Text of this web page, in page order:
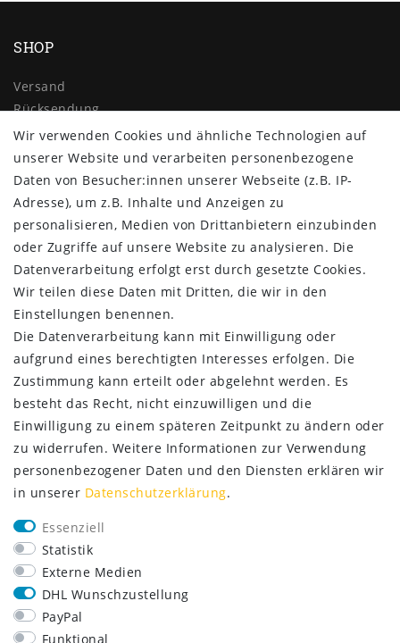
SHOP
Versand
Rücksendung
Widerrufs­recht
Impressum
Daten­schutz­erklärung
AGB
Kontakt
ZAHLUNG & VERSAND
SERVICE
Lieferung nur 2,95 €
Rücksendung kostenfrei
14 Tage Rückgaberecht
Kurze Lieferzeit
FOLGE UNS
Wir verwenden Cookies und ähnliche Technologien auf
unserer Website und verarbeiten personenbezogene
Daten von Besucher:innen unserer Webseite (z.B. IP-
Adresse), um z.B. Inhalte und Anzeigen zu
personalisieren, Medien von Drittanbietern einzubinden
oder Zugriffe auf unsere Website zu analysieren. Die
Datenverarbeitung erfolgt erst durch gesetzte Cookies.
Wir teilen diese Daten mit Dritten, die wir in den
Einstellungen benennen.
Die Datenverarbeitung kann mit Einwilligung oder
aufgrund eines berechtigten Interesses erfolgen. Die
Zustimmung kann erteilt oder abgelehnt werden. Es
besteht das Recht, nicht einzuwilligen und die
Einwilligung zu einem späteren Zeitpunkt zu ändern oder
zu widerrufen. Weitere Informationen zur Verwendung
personenbezogener Daten und den Diensten erklären wir
in unserer Daten­schutz­erklärung.
Essenziell
Statistik
Externe Medien
DHL Wunschzustellung
PayPal
Funktional